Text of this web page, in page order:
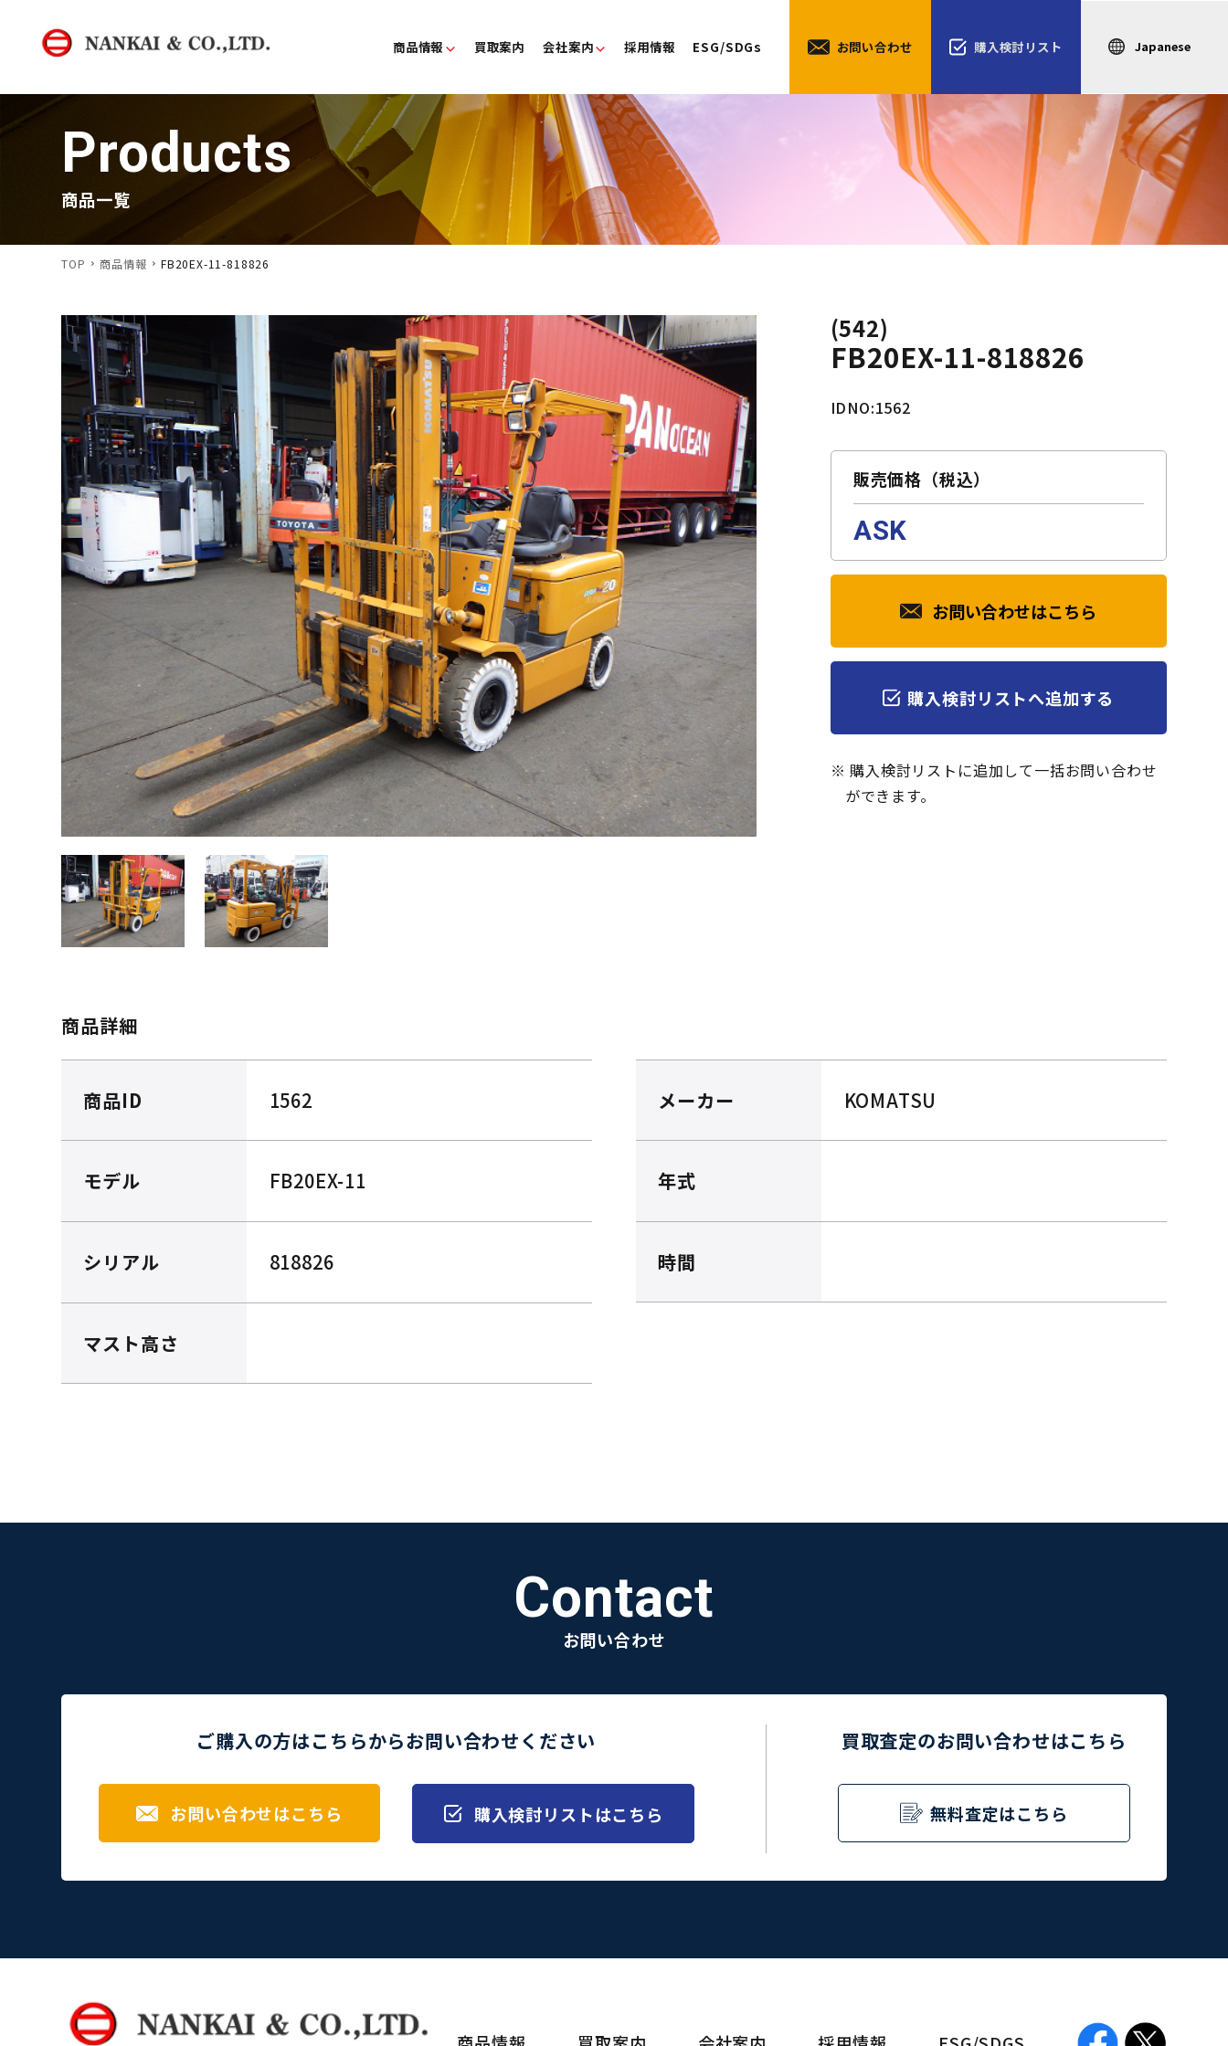
商品情報 買取案内 会社案内 採用情報 ESG/SDGs お問い合わせ 購入検討リスト
Products
商品一覧
TOP 商品情報 FB20EX-11-818826
(542)
FB20EX-11-818826
IDNO:1562
販売価格（税込）
ASK
お問い合わせはこちら
購入検討リストへ追加する
※ 購入検討リストに追加して一括お問い合わせ
ができます。
商品詳細
商品ID 1562 メーカー KOMATSU
モデル FB20EX-11 年式
シリアル 818826 時間
マスト高さ
Contact
お問い合わせ
ご購入の方はこちらからお問い合わせください
お問い合わせはこちら 購入検討リストはこちら
買取査定のお問い合わせはこちら
無料査定はこちら